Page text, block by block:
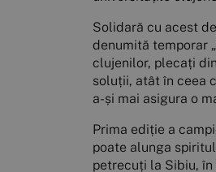
Solidară cu acest
denumită temporar
clujenilor, plecați
soluții, atât în ceea
a-și mai asigura o
Prima ediție a
poate alunga
petrecuți la Sibiu,